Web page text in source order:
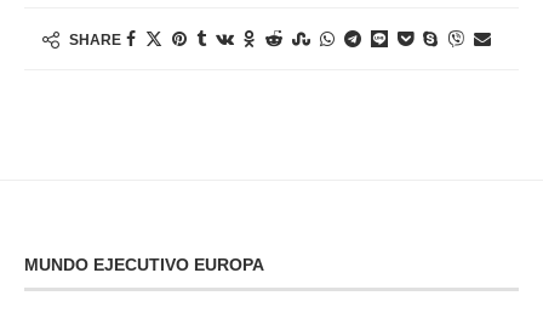
SHARE
MUNDO EJECUTIVO EUROPA